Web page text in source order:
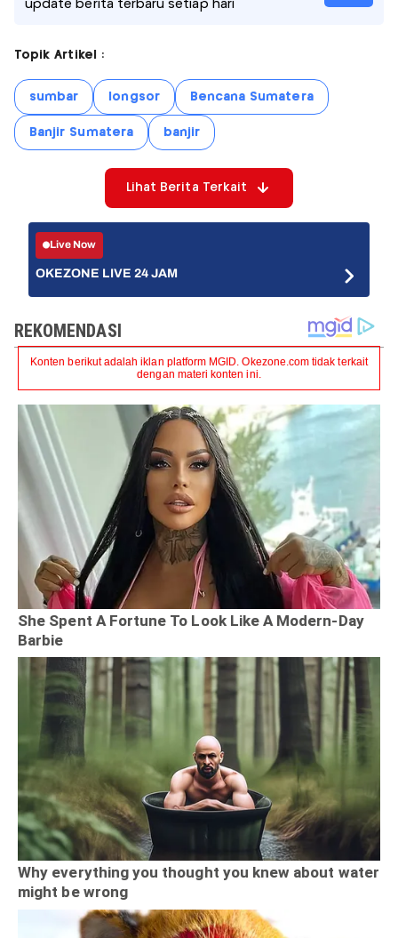
update berita terbaru setiap hari
Topik Artikel :
sumbar longsor Bencana Sumatera
Banjir Sumatera banjir
Lihat Berita Terkait
Live Now
OKEZONE LIVE 24 JAM